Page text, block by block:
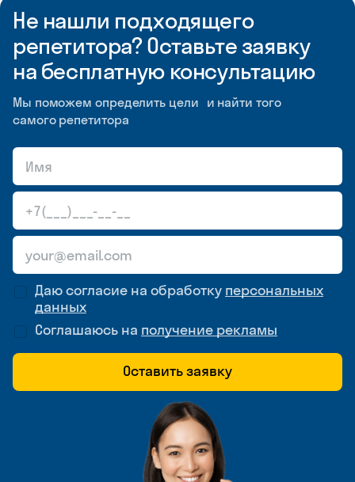
Не нашли подходящего
репетитора? Оставьте заявку
на бесплатную консультацию
Мы поможем определить цели и найти того
самого репетитора
Даю согласие на обработку персональных
данных
Соглашаюсь на получение рекламы
Оставить заявку